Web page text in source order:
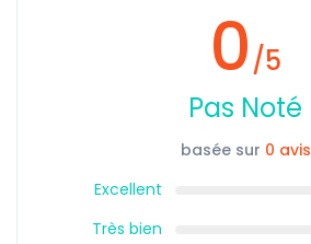
0/5
Pas Noté
basée sur 0 avis
Excellent
Très bien